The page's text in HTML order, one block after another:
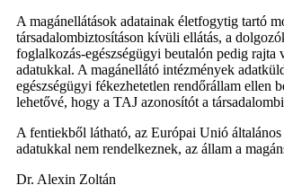
A magánellátások adatainak életfogytig tartó
társadalombiztosításon kívüli ellátás, a
foglalkozás-egészségügyi beutalón pedig rajta
adatukkal. A magánellátó intézmények
egészségügyi fékezhetetlen rendőrállam ellen
lehetővé, hogy a TAJ azonosítót a
A fentiekből látható, az Európai Unió
adatukkal nem rendelkeznek, az állam a
Dr. Alexin Zoltán